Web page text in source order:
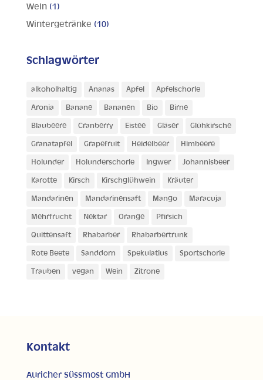
Wein (1)
Wintergetränke (10)
Schlagwörter
alkoholhaltig Ananas Apfel Apfelschorle
Aronia Banane Bananen Bio Birne
Blaubeere Cranberry Eistee Gläser Glühkirsche
Granatapfel Grapefruit Heidelbeer Himbeere
Holunder Holunderschorle Ingwer Johannisbeer
Karotte Kirsch Kirschglühwein Kräuter
Mandarinen Mandarinensaft Mango Maracuja
Mehrfrucht Nektar Orange Pfirsich
Quittensaft Rhabarber Rhabarbertrunk
Rote Beete Sanddorn Spekulatius Sportschorle
Trauben vegan Wein Zitrone
Kontakt
Auricher Süssmost GmbH